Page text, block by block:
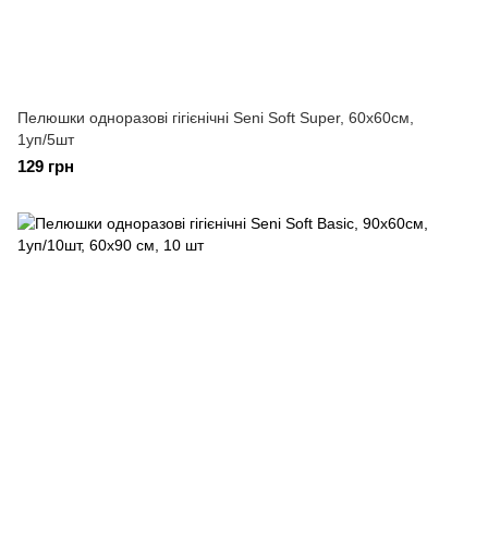
Пелюшки одноразові гігієнічні Seni Soft Super, 60х60см,
1уп/5шт
129 грн